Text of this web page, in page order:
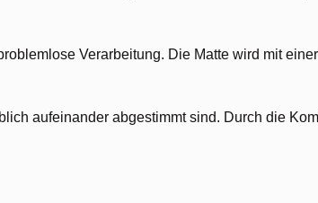
Verarbeitung. Die Matte wird mit
aufeinander abgestimmt sind. Durch die